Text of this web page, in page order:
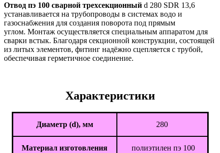
Отвод пэ 100 сварной трехсекционный d 280 SDR 13,6
устанавливается на трубопроводы в системах водо и
газоснабжения для создания поворота под прямым
углом. Монтаж осуществляется специальным аппаратом для
сварки встык. Благодаря секционной конструкции, состоящей
из литых элементов, фитинг надёжно сцепляется с трубой,
обеспечивая герметичное соединение.
Характеристики
Диаметр (d), мм 280
Материал изготовления полиэтилен пэ 100